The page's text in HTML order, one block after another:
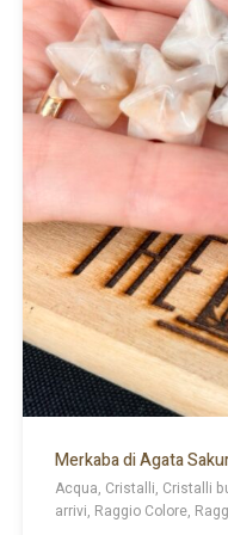
Merkaba di Agata
Acqua, Cristalli, Cristalli
arrivi, Raggio Colore,